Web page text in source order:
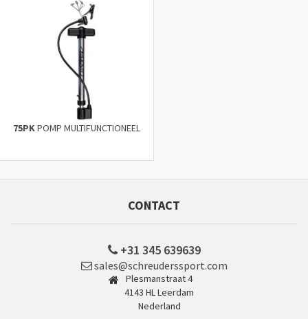
75PKPOMP MULTIFUNCTIONEEL
CONTACT
+31 345 639639
sales@schreuderssport.com
Plesmanstraat 4
4143 HL Leerdam
Nederland